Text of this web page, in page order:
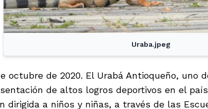
Uraba.jpeg
octubre de 2020. El Urabá Antioqueño, uno
de altos logros deportivos en el
dirigida a niños y niñas, a través de las